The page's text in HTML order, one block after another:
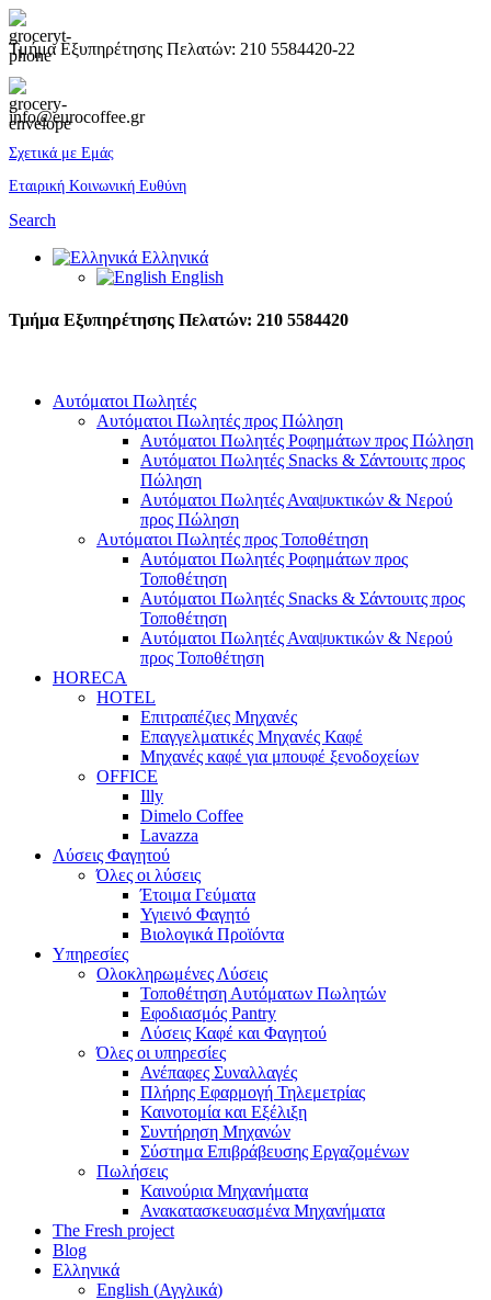
Τμήμα Εξυπηρέτησης Πελατών: 210 5584420-22
info@eurocoffee.gr
Σχετικά με Εμάς
Εταιρική Κοινωνική Ευθύνη
Search
Ελληνικά
English
Τμήμα Εξυπηρέτησης Πελατών: 210 5584420
Αυτόματοι Πωλητές
Αυτόματοι Πωλητές προς Πώληση
Αυτόματοι Πωλητές Ροφημάτων προς Πώληση
Αυτόματοι Πωλητές Snacks & Σάντουιτς προς
Πώληση
Αυτόματοι Πωλητές Αναψυκτικών & Νερού
προς Πώληση
Αυτόματοι Πωλητές προς Τοποθέτηση
Αυτόματοι Πωλητές Ροφημάτων προς
Τοποθέτηση
Αυτόματοι Πωλητές Snacks & Σάντουιτς προς
Τοποθέτηση
Αυτόματοι Πωλητές Αναψυκτικών & Νερού
προς Τοποθέτηση
HORECA
HOTEL
Επιτραπέζιες Μηχανές
Επαγγελματικές Μηχανές Καφέ
Μηχανές καφέ για μπουφέ ξενοδοχείων
OFFICE
Illy
Dimelo Coffee
Lavazza
Λύσεις Φαγητού
Όλες οι λύσεις
Έτοιμα Γεύματα
Υγιεινό Φαγητό
Βιολογικά Προϊόντα
Υπηρεσίες
Ολοκληρωμένες Λύσεις
Τοποθέτηση Αυτόματων Πωλητών
Εφοδιασμός Pantry
Λύσεις Καφέ και Φαγητού
Όλες οι υπηρεσίες
Ανέπαφες Συναλλαγές
Πλήρης Εφαρμογή Τηλεμετρίας
Καινοτομία και Εξέλιξη
Συντήρηση Μηχανών
Σύστημα Επιβράβευσης Εργαζομένων
Πωλήσεις
Καινούρια Μηχανήματα
Ανακατασκευασμένα Μηχανήματα
The Fresh project
Blog
Ελληνικά
English (Αγγλικά)